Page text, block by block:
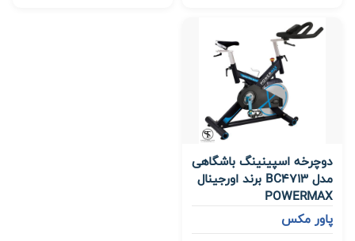
دوچرخه اسپینینگ باشگاهی
مدل BC4713 برند اورجینال
POWERMAX
پاور مکس